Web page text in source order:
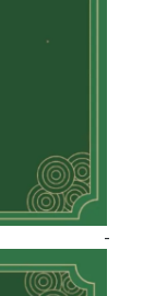
-